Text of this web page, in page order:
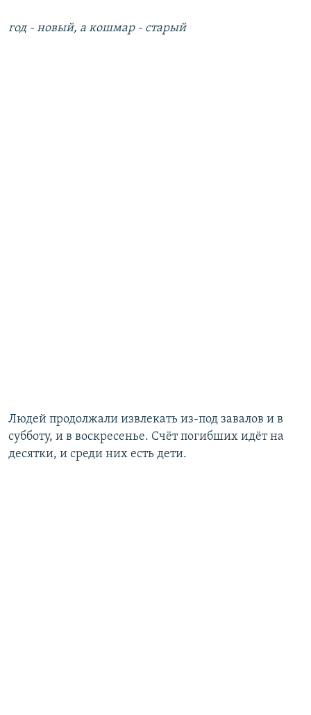
год - новый, а кошмар - старый
Людей продолжали извлекать из-под завалов и в
субботу, и в воскресенье. Счёт погибших идёт на
десятки, и среди них есть дети.